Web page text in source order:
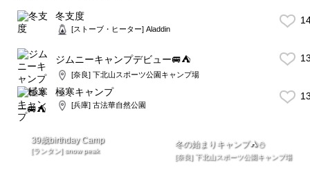
冬支度
[ストーブ・ヒーター] Aladdin
ジムニーキャンプデビュー🚐⛺️
[奈良] 下北山スポーツ公園キャンプ場
極寒キャンプ
[兵庫] 古法華自然公園
39歳birthday Camp
[ランタン] snow peak
冬の始まりキャンプ⛺️⛄️
[奈良] 下北山スポーツ公園キャンプ場